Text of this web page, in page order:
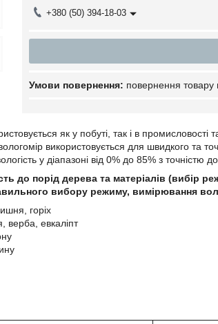
+380 (50) 394-18-03
повернення товару
як у побуті, так і в
використовується для швидкого та
у діапазоні від 0% до 85% з точністю
до порід дерева та матеріалів (вибір
вибору режиму, вимірювання
горіх
верба, евкаліпт